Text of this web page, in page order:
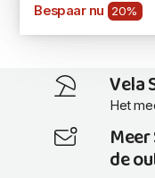
Bespaar nu 20%
Vela
Het
de